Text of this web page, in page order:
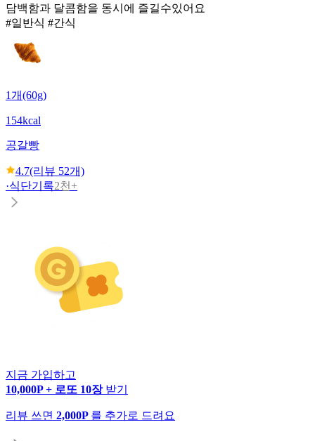
담백함과 달콤함을 동시에 즐길수있어요
#일반식 #간식
1개(60g)
154kcal
공갈빵
4.7(리뷰 52개)
·식단기록2천+
지금 가입하고
10,000P + 로또 10장 받기
리뷰 쓰면 2,000P 를 추가로 드려요